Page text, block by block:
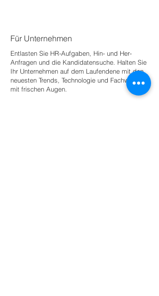
Für Unternehmen
Entlasten Sie HR-Aufgaben, Hin- und Her-
Anfragen und die Kandidatensuche. Halten Sie
Ihr Unternehmen auf dem Laufendene mit den
neuesten Trends, Technologie und Fachwissen
mit frischen Augen.